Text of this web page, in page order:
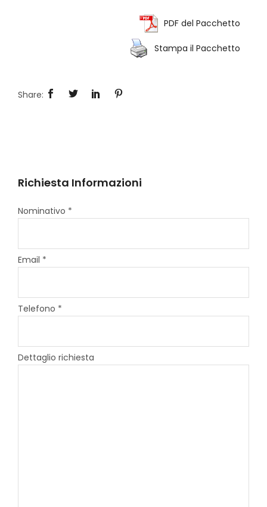
PDF del Pacchetto
Stampa il Pacchetto
Richiesta Informazioni
Nominativo *
Email *
Telefono *
Dettaglio richiesta